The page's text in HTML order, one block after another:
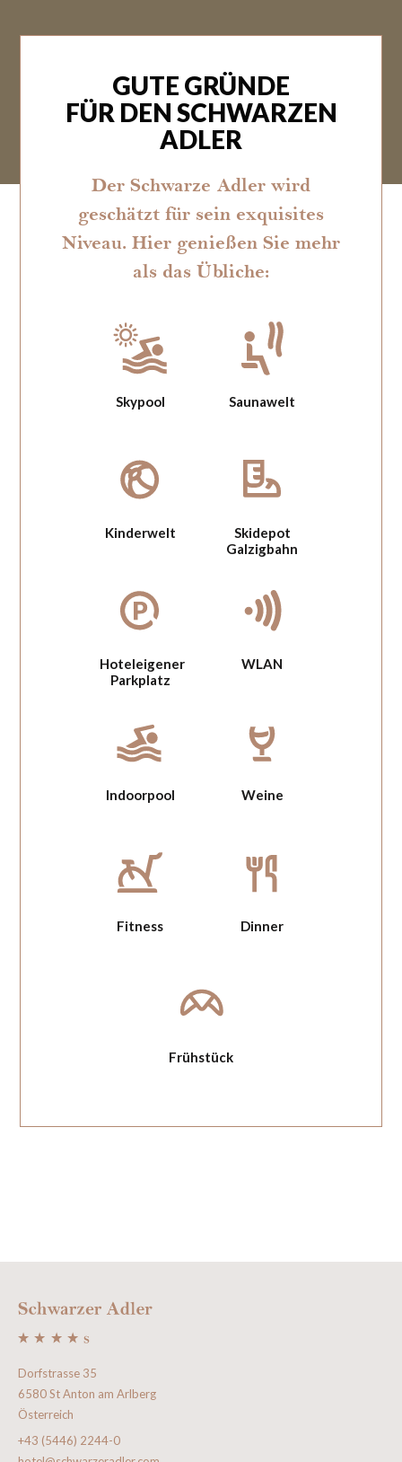
GUTE GRÜNDE
FÜR DEN SCHWARZEN
ADLER
Der Schwarze Adler wird
geschätzt für sein exquisites
Niveau. Hier genießen Sie mehr
als das Übliche:
Skypool Saunawelt
Kinderwelt
Skidepot
Galzigbahn
Hoteleigener
Parkplatz
WLAN
Indoorpool Weine
Fitness Dinner
Frühstück
Dorfstrasse 35
6580 St Anton am Arlberg
Österreich
+43 (5446) 2244-0